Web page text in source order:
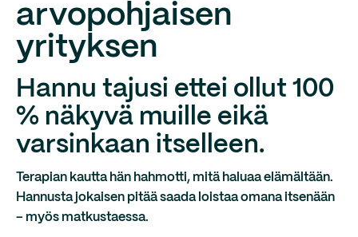
arvopohjaisen
yrityksen
Hannu tajusi ettei ollut 100
% näkyvä muille eikä
varsinkaan itselleen.
Terapian kautta hän hahmotti, mitä haluaa elämältään.
Hannusta jokaisen pitää saada loistaa omana itsenään
– myös matkustaessa.